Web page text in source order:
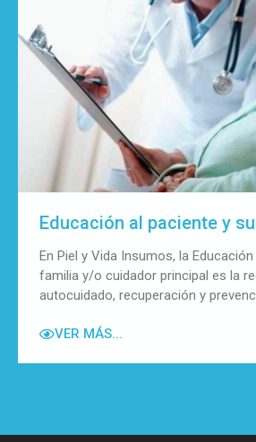
Educación al paciente y
En Piel y Vida Insumos, la
familia y/o cuidador principal es la
autocuidado, recuperación y
VER MÁS...